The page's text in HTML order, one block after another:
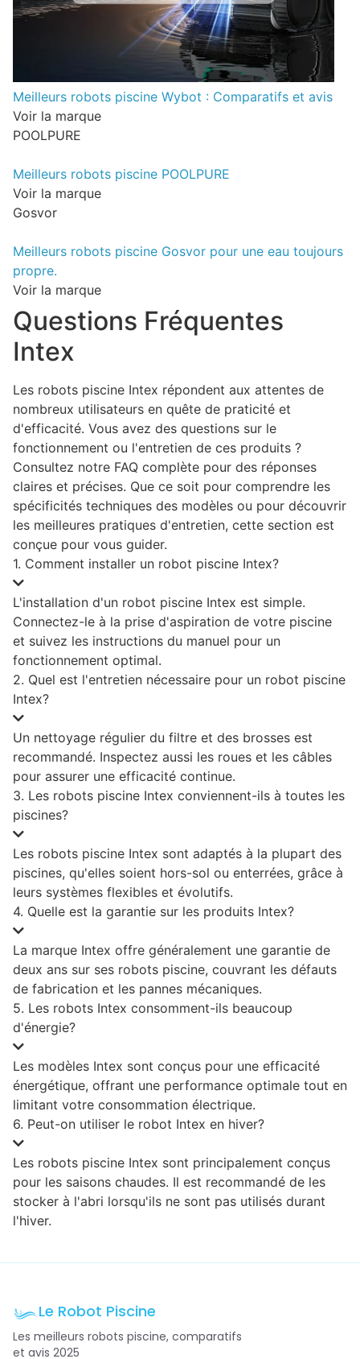
Meilleurs robots piscine Wybot : Comparatifs et avis
Voir la marque
POOLPURE
Meilleurs robots piscine POOLPURE
Voir la marque
Gosvor
Meilleurs robots piscine Gosvor pour une eau toujours
propre.
Voir la marque
Questions Fréquentes
Intex
Les robots piscine Intex répondent aux attentes de
nombreux utilisateurs en quête de praticité et
d'efficacité. Vous avez des questions sur le
fonctionnement ou l'entretien de ces produits ?
Consultez notre FAQ complète pour des réponses
claires et précises. Que ce soit pour comprendre les
spécificités techniques des modèles ou pour découvrir
les meilleures pratiques d'entretien, cette section est
conçue pour vous guider.
1. Comment installer un robot piscine Intex?
L'installation d'un robot piscine Intex est simple.
Connectez-le à la prise d'aspiration de votre piscine
et suivez les instructions du manuel pour un
fonctionnement optimal.
2. Quel est l'entretien nécessaire pour un robot piscine
Intex?
Un nettoyage régulier du filtre et des brosses est
recommandé. Inspectez aussi les roues et les câbles
pour assurer une efficacité continue.
3. Les robots piscine Intex conviennent-ils à toutes les
piscines?
Les robots piscine Intex sont adaptés à la plupart des
piscines, qu'elles soient hors-sol ou enterrées, grâce à
leurs systèmes flexibles et évolutifs.
4. Quelle est la garantie sur les produits Intex?
La marque Intex offre généralement une garantie de
deux ans sur ses robots piscine, couvrant les défauts
de fabrication et les pannes mécaniques.
5. Les robots Intex consomment-ils beaucoup
d'énergie?
Les modèles Intex sont conçus pour une efficacité
énergétique, offrant une performance optimale tout en
limitant votre consommation électrique.
6. Peut-on utiliser le robot Intex en hiver?
Les robots piscine Intex sont principalement conçus
pour les saisons chaudes. Il est recommandé de les
stocker à l'abri lorsqu'ils ne sont pas utilisés durant
l'hiver.
Le Robot Piscine
Les meilleurs robots piscine, comparatifs
et avis 2025